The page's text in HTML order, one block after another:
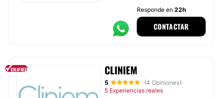
Responde en 22h
CONTACTAR
CLINIEM
5 (4 Opiniones)·
5 Experiencias reales